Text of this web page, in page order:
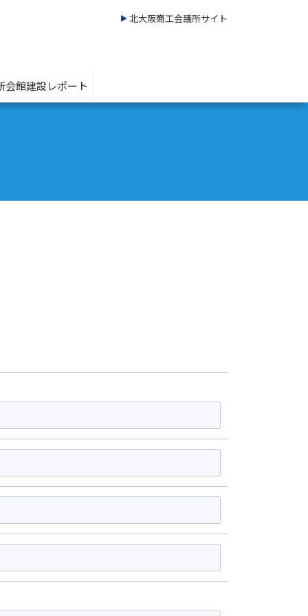
北大阪商工会議所サイト
会館建設レポート